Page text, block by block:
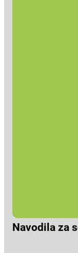
Navodila za